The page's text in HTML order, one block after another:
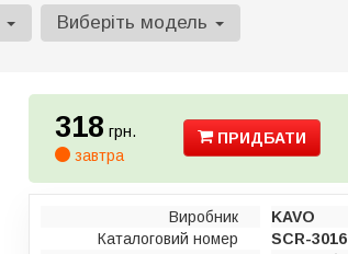
Виберіть модель
318 грн.
завтра
ПРИДБАТИ
Виробник
KAVO
Каталоговий номер
SCR-3016